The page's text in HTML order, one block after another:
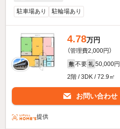
駐車場あり 駐輪場あり
4.78万円
（管理費2,000円）
敷 不要 礼 50,000円
2階 / 3DK / 72.9㎡
お問い合わせ
提供